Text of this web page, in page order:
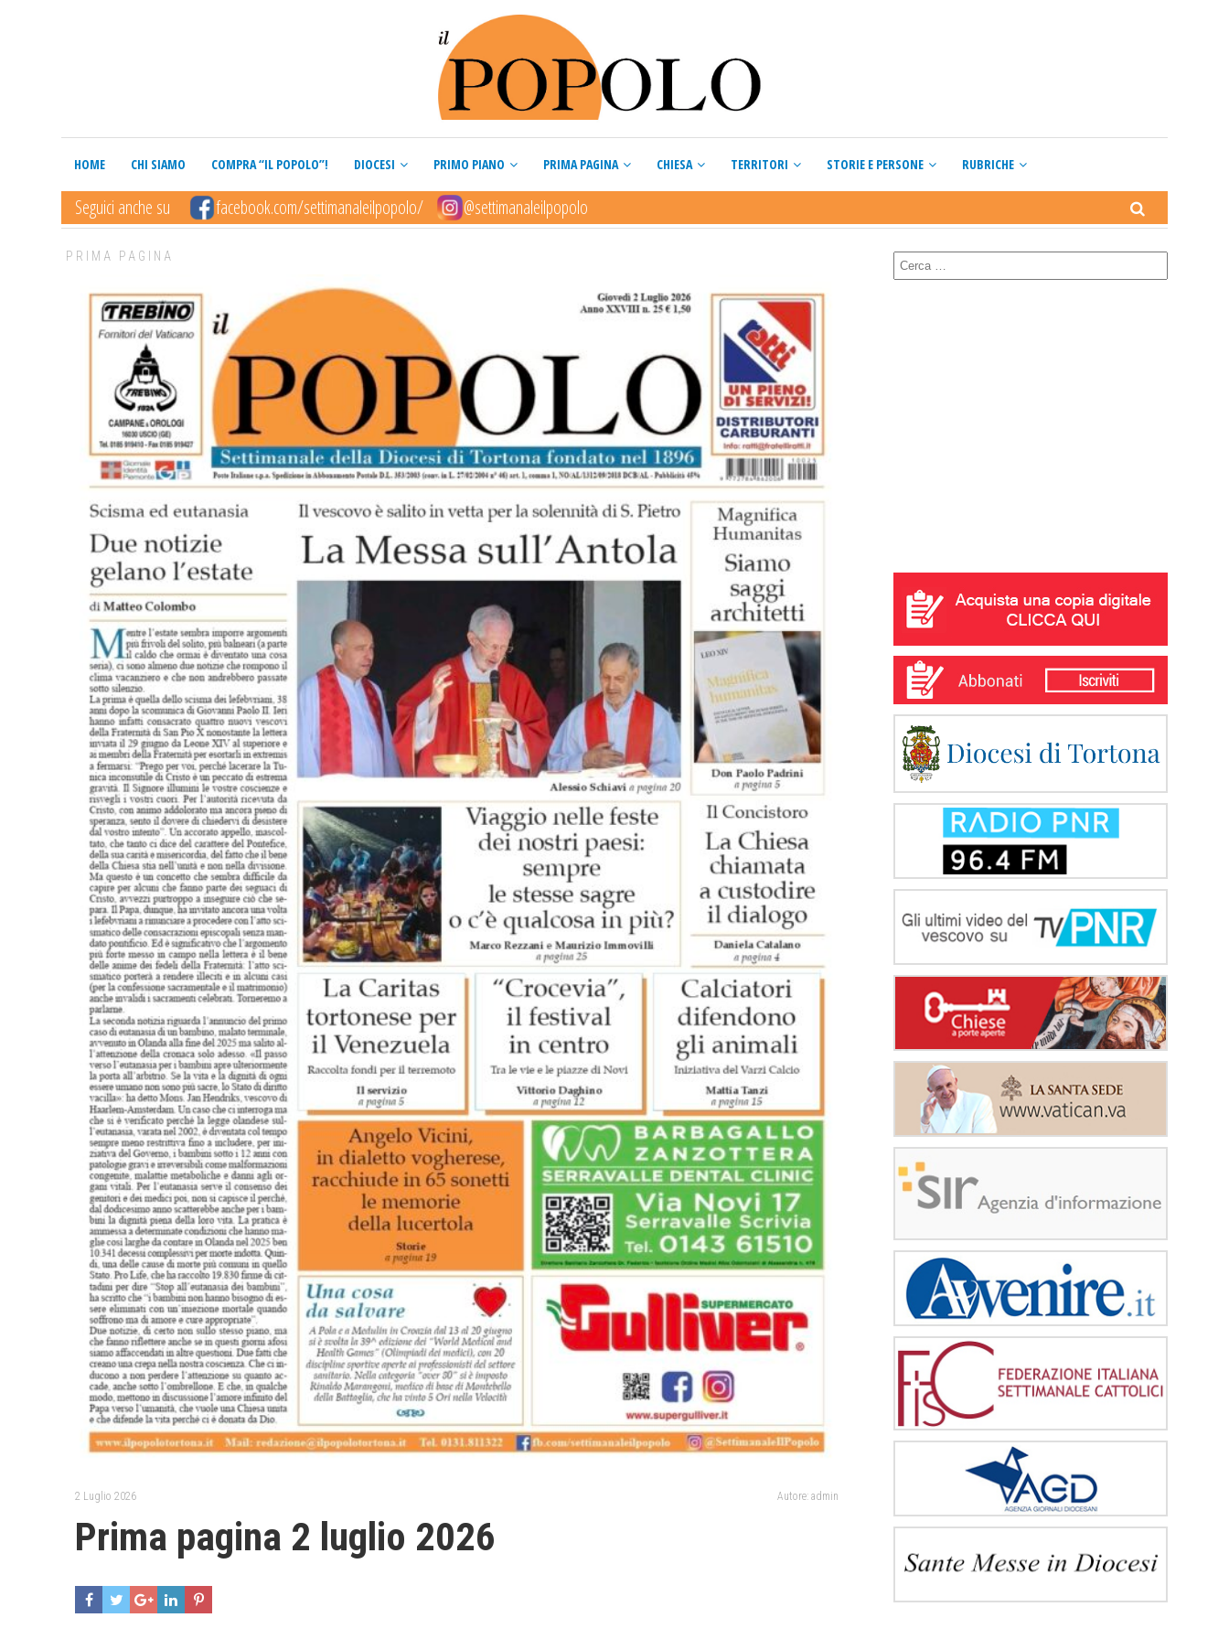
HOME CHI SIAMO COMPRA “IL POPOLO”! DIOCESI PRIMO PIANO PRIMA PAGINA CHIESA TERRITORI STORIE E PERSONE RUBRICHE
Seguici anche su facebook.com/settimanaleilpopolo/ @settimanaleilpopolo
PRIMA PAGINA
2 Luglio 2026 Autore: admin
Prima pagina 2 luglio 2026